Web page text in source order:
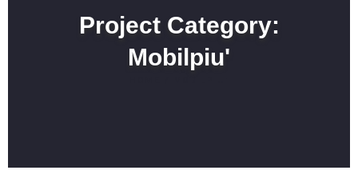
Project Category:
Mobilpiu'